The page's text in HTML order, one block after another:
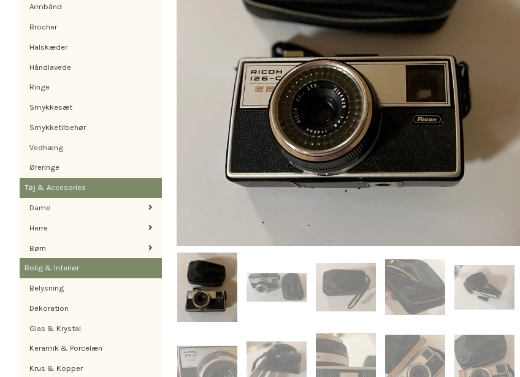
Armbånd
Brocher
Halskæder
Håndlavede
Ringe
Smykkesæt
Smykketilbehør
Vedhæng
Øreringe
Tøj & Accesories
Dame
Herre
Børn
Bolig & Interiør
Belysning
Dekoration
Glas & Krystal
Keramik & Porcelæn
Krus & Kopper